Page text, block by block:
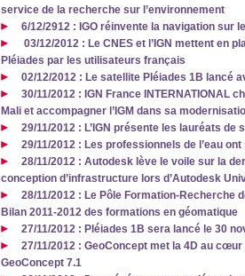
service de la recherche sur l’environnement
6/12/2912 : IGO réinvente la navigation sur
03/12/2012 : Le CNES et l’IGN mettent en
Pléiades par les utilisateurs français
02/12/2012 : Le satellite Pléiades 1B lancé
30/11/2012 : IGN France INTERNATIONAL
Mali et accompagner l’IGM dans sa
29/11/2012 : L’IGN présente les lauréats de
29/11/2012 : Les professionnels de l’eau ont
28/11/2012 : Autodesk lève le voile sur la
conception d’infrastructure lors d’Autodesk
28/11/2012 : Le Pôle Formation-Recherche
Bilan 2011-2012 des formations en géomatique
27/11/2012 : Pléiades 1B sera lancé le 30
27/11/2012 : GeoConcept met la 4D au
GeoConcept 7.1